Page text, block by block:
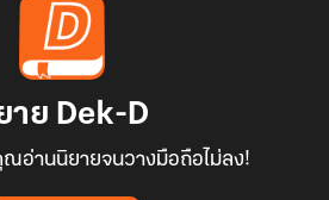
าย Dek-D
ณอ่านนิยายจนวางมือถือไม่ลง!